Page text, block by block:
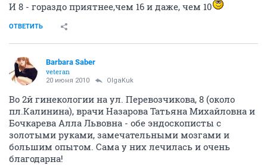
И 8 - гораздо приятнее,чем 16 и даже, чем 10
ОТВЕТИТЬ
Barbara Saber
veteran
20 июня 2010 OlgaKuk
Во 2й гинекологии на ул. Перевозчикова, 8 (около
пл.Калинина), врачи Назарова Татьяна Михайловна и
Бочкарева Алла Львовна - обе эндоскописты с
золотыми руками, замечательными мозгами и
большим опытом. Сама у них лечилась и очень
благодарна!